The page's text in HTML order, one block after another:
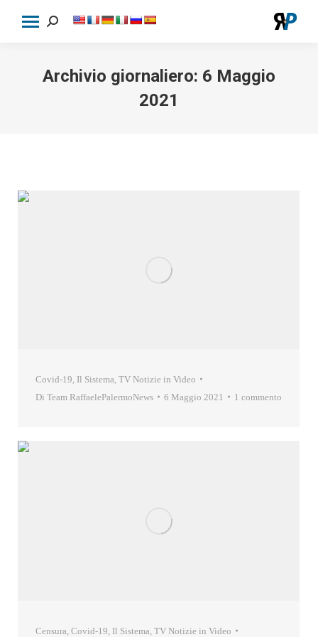
Cerca:
Archivio giornaliero: 6 Maggio
2021
Covid-19 Il Sistema TV Notizie in Video
Di Team RaffaelePalermoNews 6 Maggio 2021 1 commento
Censura Covid-19 Il Sistema TV Notizie in Video